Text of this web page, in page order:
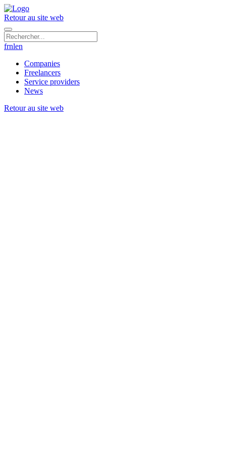
Retour au site web
frnlen
Companies
Freelancers
Service providers
News
Retour au site web